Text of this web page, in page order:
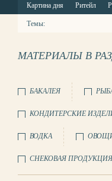
Картина дня Ритейл
Темы:
МАТЕРИАЛЫ В
БАКАЛЕЯ
КОНДИТЕРСКИЕ
ВОДКА
СНЕКОВАЯ ПРОДУКЦИЯ